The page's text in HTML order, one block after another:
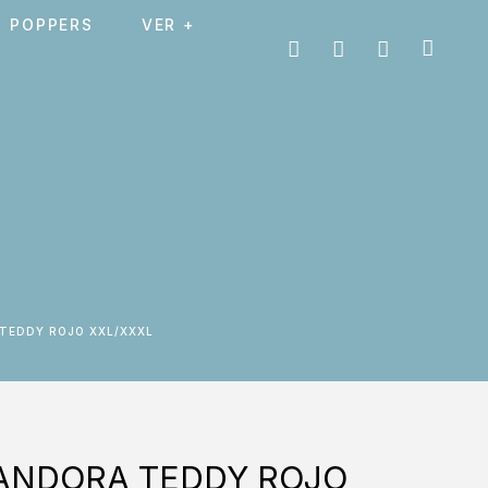
POPPERS VER +
ROJO XXL/XXXL
TEDDY ROJO